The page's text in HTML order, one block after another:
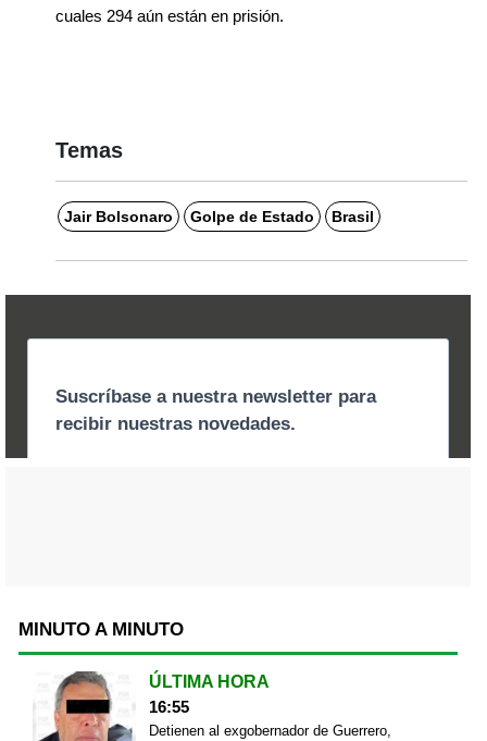
cuales 294 aún están en prisión.
Temas
Jair Bolsonaro Golpe de Estado Brasil
MINUTO A MINUTO
ÚLTIMA HORA
16:55
Detienen al exgobernador de Guerrero,